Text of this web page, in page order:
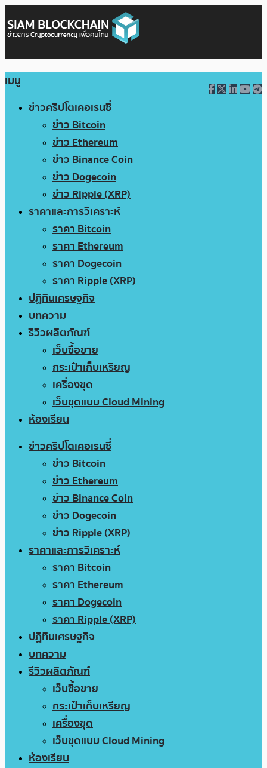
เมนู
ข่าวคริปโตเคอเรนซี่
ข่าว Bitcoin
ข่าว Ethereum
ข่าว Binance Coin
ข่าว Dogecoin
ข่าว Ripple (XRP)
ราคาและการวิเคราะห์
ราคา Bitcoin
ราคา Ethereum
ราคา Dogecoin
ราคา Ripple (XRP)
ปฏิทินเศรษฐกิจ
บทความ
รีวิวผลิตภัณฑ์
เว็บซื้อขาย
กระเป๋าเก็บเหรียญ
เครื่องขุด
เว็บขุดแบบ Cloud Mining
ห้องเรียน
ข่าวคริปโตเคอเรนซี่
ข่าว Bitcoin
ข่าว Ethereum
ข่าว Binance Coin
ข่าว Dogecoin
ข่าว Ripple (XRP)
ราคาและการวิเคราะห์
ราคา Bitcoin
ราคา Ethereum
ราคา Dogecoin
ราคา Ripple (XRP)
ปฏิทินเศรษฐกิจ
บทความ
รีวิวผลิตภัณฑ์
เว็บซื้อขาย
กระเป๋าเก็บเหรียญ
เครื่องขุด
เว็บขุดแบบ Cloud Mining
ห้องเรียน